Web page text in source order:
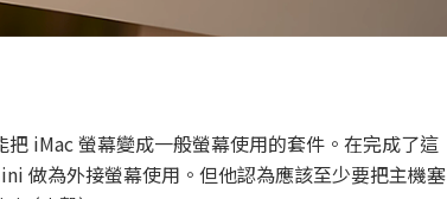
iMac 螢幕變成一般螢幕使用的套件。在完成了這
做為外接螢幕使用。但他認為應該至少要把主機塞